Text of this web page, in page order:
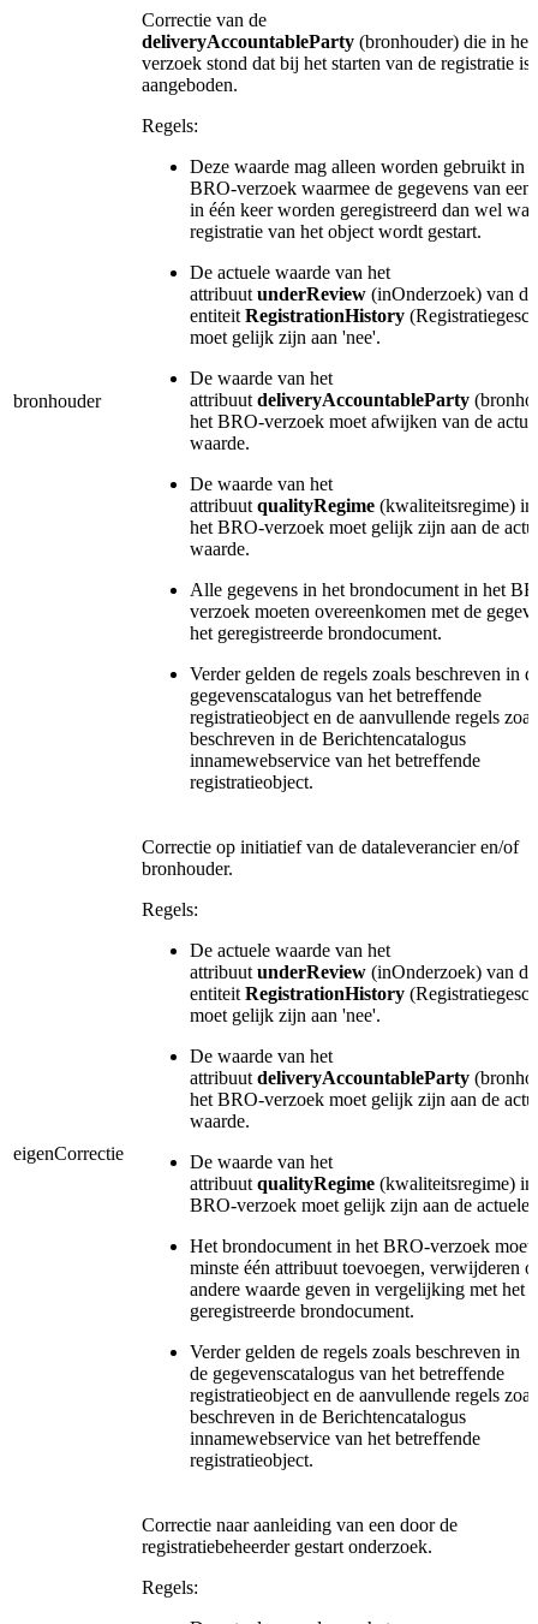
bronhouder
Correctie van de
deliveryAccountableParty (bronhouder) die in
verzoek stond dat bij het starten van de registratie is
aangeboden.
Regels:
Deze waarde mag alleen worden gebruikt in
BRO-verzoek waarmee de gegevens van een
in één keer worden geregistreerd dan wel
registratie van het object wordt gestart.
De actuele waarde van het
attribuut underReview (inOnderzoek) van de
entiteit RegistrationHistory
moet gelijk zijn aan 'nee'.
De waarde van het
attribuut deliveryAccountableParty
het BRO-verzoek moet afwijken van de
waarde.
De waarde van het
attribuut qualityRegime (kwaliteitsregime) in
het BRO-verzoek moet gelijk zijn aan de
waarde.
Alle gegevens in het brondocument in het
verzoek moeten overeenkomen met de
het geregistreerde brondocument.
Verder gelden de regels zoals beschreven in
gegevenscatalogus van het betreffende
registratieobject en de aanvullende regels
beschreven in de Berichtencatalogus
innamewebservice van het betreffende
registratieobject.
eigenCorrectie
Correctie op initiatief van de dataleverancier en/of
bronhouder.
Regels:
De actuele waarde van het
attribuut underReview (inOnderzoek) van de
entiteit RegistrationHistory
moet gelijk zijn aan 'nee'.
De waarde van het
attribuut deliveryAccountableParty
het BRO-verzoek moet gelijk zijn aan de
waarde.
De waarde van het
attribuut qualityRegime (kwaliteitsregime) in
BRO-verzoek moet gelijk zijn aan de actuele
Het brondocument in het BRO-verzoek moet
minste één attribuut toevoegen, verwijderen
andere waarde geven in vergelijking met het
geregistreerde brondocument.
Verder gelden de regels zoals beschreven in
de gegevenscatalogus van het betreffende
registratieobject en de aanvullende regels
beschreven in de Berichtencatalogus
innamewebservice van het betreffende
registratieobject.
Correctie naar aanleiding van een door de
registratiebeheerder gestart onderzoek.
Regels: